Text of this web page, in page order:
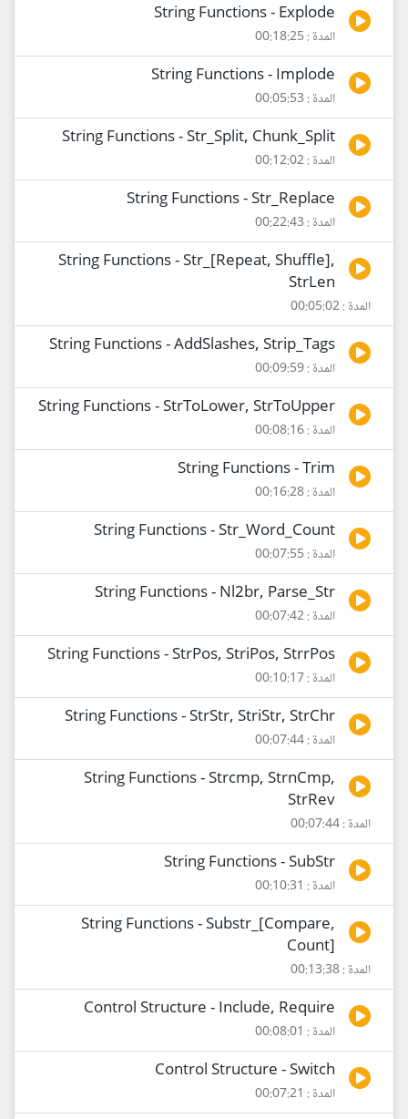
String Functions - Explode
المدة : 00:18:25
String Functions - Implode
المدة : 00:05:53
String Functions - Str_Split, Chunk_Split
المدة : 00:12:02
String Functions - Str_Replace
المدة : 00:22:43
String Functions - Str_[Repeat, Shuffle],
StrLen
المدة : 00:05:02
String Functions - AddSlashes, Strip_Tags
المدة : 00:09:59
String Functions - StrToLower, StrToUpper
المدة : 00:08:16
String Functions - Trim
المدة : 00:16:28
String Functions - Str_Word_Count
المدة : 00:07:55
String Functions - Nl2br, Parse_Str
المدة : 00:07:42
String Functions - StrPos, StriPos, StrrPos
المدة : 00:10:17
String Functions - StrStr, StriStr, StrChr
المدة : 00:07:44
String Functions - Strcmp, StrnCmp,
StrRev
المدة : 00:07:44
String Functions - SubStr
المدة : 00:10:31
String Functions - Substr_[Compare,
Count]
المدة : 00:13:38
Control Structure - Include, Require
المدة : 00:08:01
Control Structure - Switch
المدة : 00:07:21